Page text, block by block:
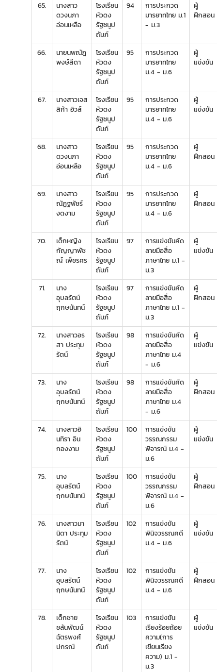
65.
นางสาว
ดวงนภา
อ่อนเหลือ
โรงเรียน
หัวดง
รัฐชนูป
ถัมภ์
94
การประกวด
มารยาทไทย ม.1
- ม.3
ผู้
ฝึกสอน
66.
นายนพณัฎ
พงษ์สีดา
โรงเรียน
หัวดง
รัฐชนูป
ถัมภ์
95
การประกวด
มารยาทไทย
ม.4 - ม.6
ผู้
แข่งขัน
67.
นางสาวเจส
สิก้า ฮิวส์
โรงเรียน
หัวดง
รัฐชนูป
ถัมภ์
95
การประกวด
มารยาทไทย
ม.4 - ม.6
ผู้
แข่งขัน
68.
นางสาว
ดวงนภา
อ่อนเหลือ
โรงเรียน
หัวดง
รัฐชนูป
ถัมภ์
95
การประกวด
มารยาทไทย
ม.4 - ม.6
ผู้
ฝึกสอน
69.
นางสาว
ณัฏฐพัชร์
งดงาม
โรงเรียน
หัวดง
รัฐชนูป
ถัมภ์
95
การประกวด
มารยาทไทย
ม.4 - ม.6
ผู้
ฝึกสอน
70.
เด็กหญิง
กัญญาพัช
ญ์ เพ็ชรศร
โรงเรียน
หัวดง
รัฐชนูป
ถัมภ์
97
การแข่งขันคัด
ลายมือสื่อ
ภาษาไทย ม.1 -
ม.3
ผู้
แข่งขัน
71.
นาง
อุบลรัตน์
ฤกษนันทน์
โรงเรียน
หัวดง
รัฐชนูป
ถัมภ์
97
การแข่งขันคัด
ลายมือสื่อ
ภาษาไทย ม.1 -
ม.3
ผู้
ฝึกสอน
72.
นางสาวอร
สา ประทุม
รัตน์
โรงเรียน
หัวดง
รัฐชนูป
ถัมภ์
98
การแข่งขันคัด
ลายมือสื่อ
ภาษาไทย ม.4
- ม.6
ผู้
แข่งขัน
73.
นาง
อุบลรัตน์
ฤกษนันทน์
โรงเรียน
หัวดง
รัฐชนูป
ถัมภ์
98
การแข่งขันคัด
ลายมือสื่อ
ภาษาไทย ม.4
- ม.6
ผู้
ฝึกสอน
74.
นางสาวอิ
นทิรา อิน
กองงาม
โรงเรียน
หัวดง
รัฐชนูป
ถัมภ์
100
การแข่งขัน
วรรณกรรม
พิจารณ์ ม.4 -
ม.6
ผู้
แข่งขัน
75.
นาง
อุบลรัตน์
ฤกษนันทน์
โรงเรียน
หัวดง
รัฐชนูป
ถัมภ์
100
การแข่งขัน
วรรณกรรม
พิจารณ์ ม.4 -
ม.6
ผู้
ฝึกสอน
76.
นางสาวมา
นิดา ประทุม
รัตน์
โรงเรียน
หัวดง
รัฐชนูป
ถัมภ์
102
การแข่งขัน
พินิจวรรณคดี
ม.4 - ม.6
ผู้
แข่งขัน
77.
นาง
อุบลรัตน์
ฤกษนันทน์
โรงเรียน
หัวดง
รัฐชนูป
ถัมภ์
102
การแข่งขัน
พินิจวรรณคดี
ม.4 - ม.6
ผู้
ฝึกสอน
78.
เด็กชาย
ชลันพัฒน์
ฉัตรพงศ์
ปกรณ์
โรงเรียน
หัวดง
รัฐชนูป
ถัมภ์
103
การแข่งขัน
เรียงร้อยถ้อย
ความ(การ
เขียนเรียง
ความ) ม.1 -
ม.3
ผู้
แข่งขัน